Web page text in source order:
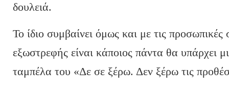
δουλειά.
Το ίδιο συμβαίνει όμως και με τις
εξωστρεφής είναι κάποιος πάντα θα υπάρχει
ταμπέλα του «Δε σε ξέρω. Δεν ξέρω τις